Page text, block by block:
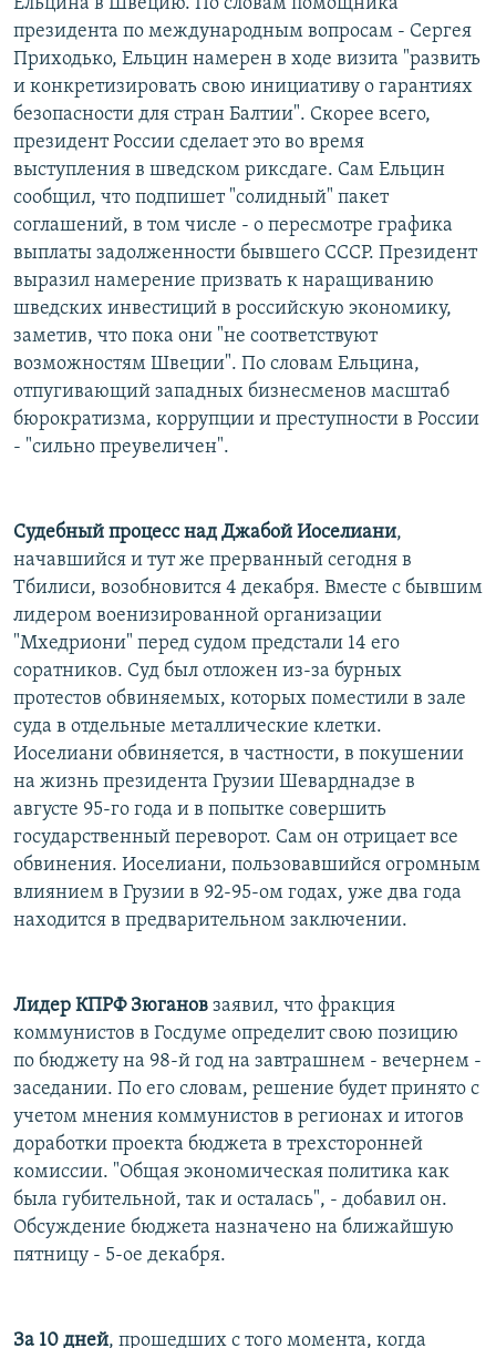
президента по международным вопросам - Сергея
Приходько, Ельцин намерен в ходе визита "развить
и конкретизировать свою инициативу о гарантиях
безопасности для стран Балтии". Скорее всего,
президент России сделает это во время
выступления в шведском риксдаге. Сам Ельцин
сообщил, что подпишет "солидный" пакет
соглашений, в том числе - о пересмотре графика
выплаты задолженности бывшего СССР. Президент
выразил намерение призвать к наращиванию
шведских инвестиций в российскую экономику,
заметив, что пока они "не соответствуют
возможностям Швеции". По словам Ельцина,
отпугивающий западных бизнесменов масштаб
бюрократизма, коррупции и преступности в России
- "сильно преувеличен".
Судебный процесс над Джабой Иоселиани,
начавшийся и тут же прерванный сегодня в
Тбилиси, возобновится 4 декабря. Вместе с бывшим
лидером военизированной организации
"Мхедриони" перед судом предстали 14 его
соратников. Суд был отложен из-за бурных
протестов обвиняемых, которых поместили в зале
суда в отдельные металлические клетки.
Иоселиани обвиняется, в частности, в покушении
на жизнь президента Грузии Шеварднадзе в
августе 95-го года и в попытке совершить
государственный переворот. Сам он отрицает все
обвинения. Иоселиани, пользовавшийся огромным
влиянием в Грузии в 92-95-ом годах, уже два года
находится в предварительном заключении.
Лидер КПРФ Зюганов заявил, что фракция
коммунистов в Госдуме определит свою позицию
по бюджету на 98-й год на завтрашнем - вечернем -
заседании. По его словам, решение будет принято с
учетом мнения коммунистов в регионах и итогов
доработки проекта бюджета в трехсторонней
комиссии. "Общая экономическая политика как
была губительной, так и осталась", - добавил он.
Обсуждение бюджета назначено на ближайшую
пятницу - 5-ое декабря.
За 10 дней, прошедших с того момента, когда